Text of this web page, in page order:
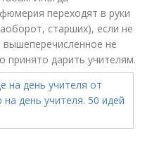
переходят в руки
старших), если не
не
принято дарить учителям.